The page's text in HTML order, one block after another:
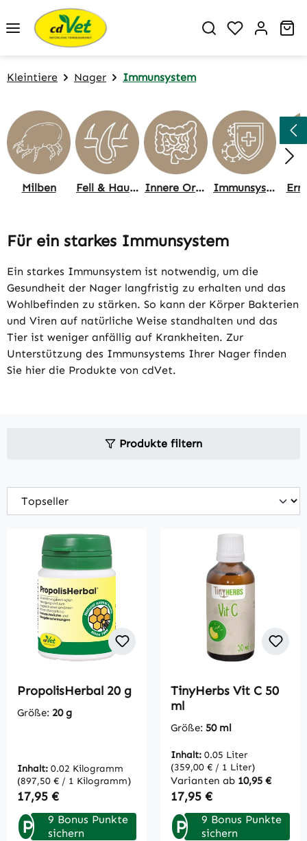
Zum Hauptinhalt springen
Du hast 0
Kleintiere Nager Immunsystem
Milben Fell & Haut, Pflege Innere Organe Immunsystem
Für ein starkes Immunsystem
Ein starkes Immunsystem ist notwendig, um die
Gesundheit der Nager langfristig zu erhalten und das
Wohlbefinden zu stärken. So kann der Körper Bakterien
und Viren auf natürliche Weise standhalten und das
Tier ist weniger anfällig auf Krankheiten. Zur
Unterstützung des Immunsystems Ihrer Nager finden
Sie hier die Produkte von cdVet.
Produkte filtern
PropolisHerbal 20 g
Größe: 20 g
Inhalt: 0.02 Kilogramm
(897,50 € / 1 Kilogramm)
Regulärer Preis:
17,95 €
P
9 Bonus Punkte
sichern
TinyHerbs Vit C 50
ml
Größe: 50 ml
Inhalt: 0.05 Liter
(359,00 € / 1 Liter)
Varianten ab 10,95 €
Regulärer Preis:
17,95 €
P
9 Bonus Punkte
sichern